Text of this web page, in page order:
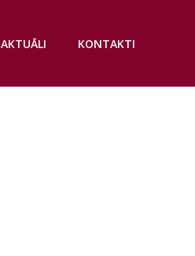
AKTUĀLI KONTAKTI